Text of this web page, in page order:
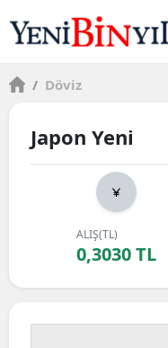
/ Döviz
Japon Yeni
ALIŞ(TL)
0,3030 TL